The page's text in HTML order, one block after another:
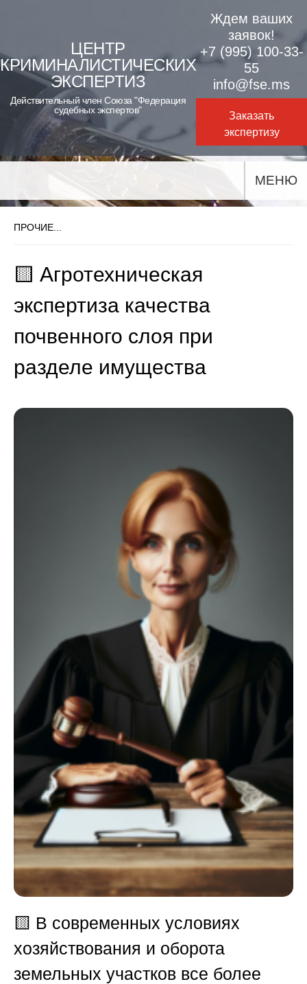
content
ЦЕНТР
КРИМИНАЛИСТИЧЕСКИХ
ЭКСПЕРТИЗ
Действительный член Союза "Федерация
судебных экспертов"
Ждем ваших
заявок!
+7 (995) 100-33-
55
info@fse.ms
Заказать
экспертизу
МЕНЮ
ПРОЧИЕ...
🟨 Агротехническая
экспертиза качества
почвенного слоя при
разделе имущества
🟨 В современных условиях
хозяйствования и оборота
земельных участков все более